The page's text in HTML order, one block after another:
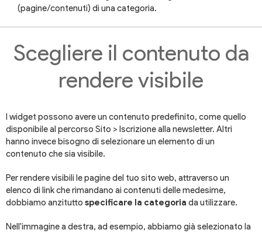
(pagine/contenuti) di una categoria.
Scegliere il contenuto da
rendere visibile
I widget possono avere un contenuto predefinito, come quello
disponibile al percorso Sito > Iscrizione alla newsletter. Altri
hanno invece bisogno di selezionare un elemento di un
contenuto che sia visibile.
Per rendere visibili le pagine del tuo sito web, attraverso un
elenco di link che rimandano ai contenuti delle medesime,
dobbiamo anzitutto specificare la categoria da utilizzare.
Nell'immagine a destra, ad esempio, abbiamo già selezionato la